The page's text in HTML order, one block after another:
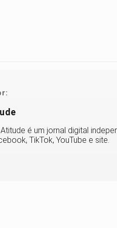
é um jornal digital
TikTok, YouTube e site.